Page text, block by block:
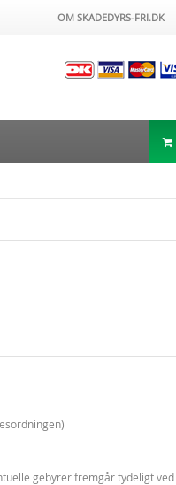
OM SKADEDYRS-FRI.DK
gebyrer fremgår tydeligt ved